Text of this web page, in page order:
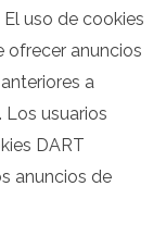
uso de cookies
ofrecer anuncios
a
usuarios
DART
anuncios de